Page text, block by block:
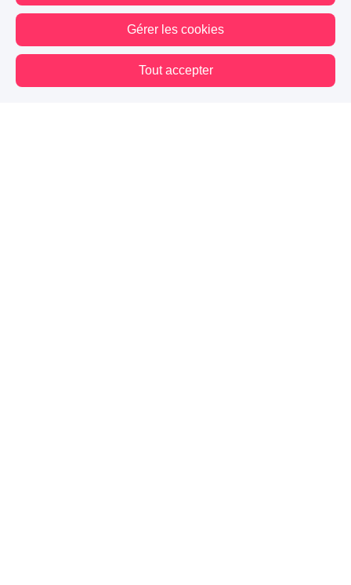
Bon chapitre....
0 J'aime Répondre Signaler
Gérer les cookies
Tout accepter